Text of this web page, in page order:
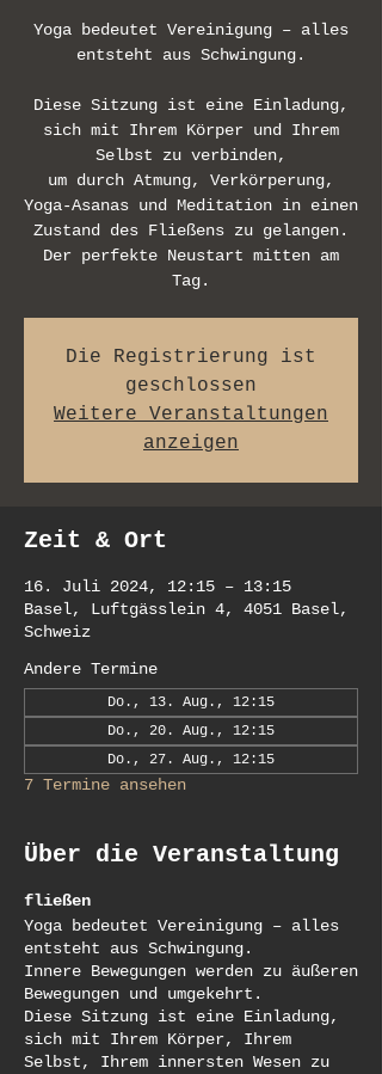
Yoga bedeutet Vereinigung – alles
entsteht aus Schwingung.
Diese Sitzung ist eine Einladung,
sich mit Ihrem Körper und Ihrem
Selbst zu verbinden,
um durch Atmung, Verkörperung,
Yoga-Asanas und Meditation in einen
Zustand des Fließens zu gelangen.
Der perfekte Neustart mitten am
Tag.
Die Registrierung ist
geschlossen
Weitere Veranstaltungen
anzeigen
Zeit & Ort
16. Juli 2024, 12:15 – 13:15
Basel, Luftgässlein 4, 4051 Basel,
Schweiz
Andere Termine
Do., 13. Aug., 12:15
Do., 20. Aug., 12:15
Do., 27. Aug., 12:15
7 Termine ansehen
Über die Veranstaltung
fließen
Yoga bedeutet Vereinigung – alles
entsteht aus Schwingung.
Innere Bewegungen werden zu äußeren
Bewegungen und umgekehrt.
Diese Sitzung ist eine Einladung,
sich mit Ihrem Körper, Ihrem
Selbst, Ihrem innersten Wesen zu